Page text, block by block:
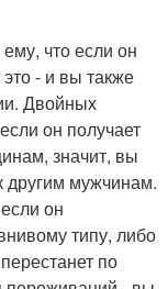
что если он
это - и вы также
Двойных
он получает
значит, вы
другим мужчинам.
он
типу, либо
по